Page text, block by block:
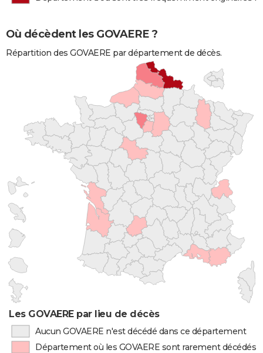
Où décèdent les GOVAERE ?
Répartition des GOVAERE par département de décès.
Les GOVAERE par lieu de décès
Aucun GOVAERE n'est décédé dans ce département
Département où les GOVAERE sont rarement décédés